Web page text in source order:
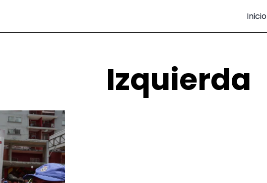
Inicio
Izquierda